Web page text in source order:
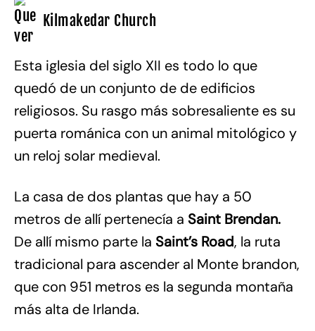
Kilmakedar Church
Esta iglesia del siglo XII es todo lo que
quedó de un conjunto de de edificios
religiosos. Su rasgo más sobresaliente es su
puerta románica con un animal mitológico y
un reloj solar medieval.
La casa de dos plantas que hay a 50
metros de allí pertenecía a Saint Brendan.
De allí mismo parte la Saint’s Road, la ruta
tradicional para ascender al Monte brandon,
que con 951 metros es la segunda montaña
más alta de Irlanda.